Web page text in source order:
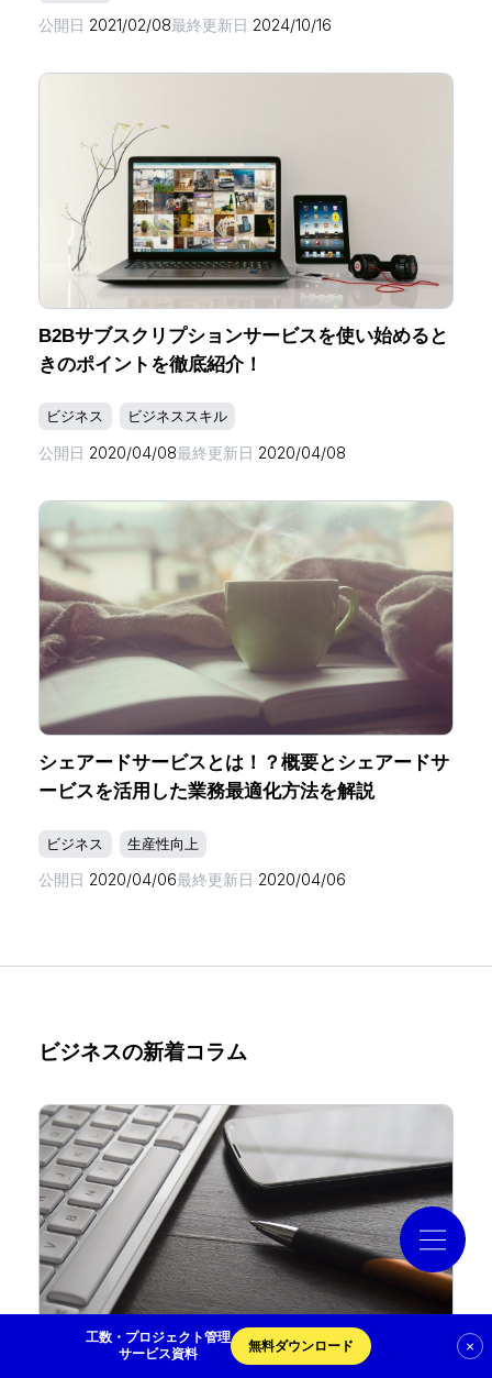
ホーム
機能一覧
料金
クラウドログ PC管理
資料請求
公開日 2021/02/08最終更新日 2024/10/16
B2Bサブスクリプションサービスを使い始めると
きのポイントを徹底紹介！
ビジネス ビジネススキル
公開日 2020/04/08最終更新日 2020/04/08
シェアードサービスとは！？概要とシェアードサ
ービスを活用した業務最適化方法を解説
ビジネス 生産性向上
公開日 2020/04/06最終更新日 2020/04/06
ビジネスの新着コラム
ITプロジェクトにおける管理会計とは？
工数・プロジェクト管理
サービス資料
無料ダウンロード ×